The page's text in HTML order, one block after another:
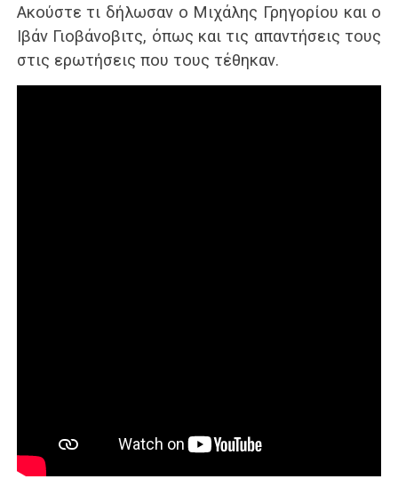
Ακούστε τι δήλωσαν ο Μιχάλης Γρηγορίου και ο
Ιβάν Γιοβάνοβιτς, όπως και τις απαντήσεις τους
στις ερωτήσεις που τους τέθηκαν.